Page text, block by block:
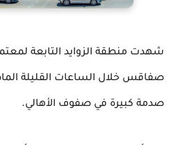
شهدت منطقة الزوايد التابعة
صفاقس خلال الساعات القليلة
صدمة كبيرة في صفوف الأهالي.